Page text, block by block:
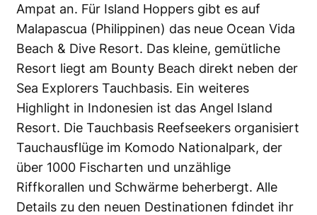
Ampat an. Für Island Hoppers gibt es auf
Malapascua (Philippinen) das neue Ocean Vida
Beach & Dive Resort. Das kleine, gemütliche
Resort liegt am Bounty Beach direkt neben der
Sea Explorers Tauchbasis. Ein weiteres
Highlight in Indonesien ist das Angel Island
Resort. Die Tauchbasis Reefseekers organisiert
Tauchausflüge im Komodo Nationalpark, der
über 1000 Fischarten und unzählige
Riffkorallen und Schwärme beherbergt. Alle
Details zu den neuen Destinationen fdindet ihr